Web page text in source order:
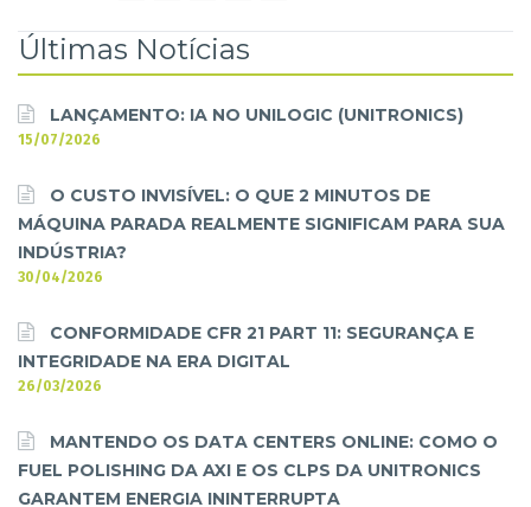
Últimas Notícias
LANÇAMENTO: IA NO UNILOGIC (UNITRONICS)
15/07/2026
O CUSTO INVISÍVEL: O QUE 2 MINUTOS DE
MÁQUINA PARADA REALMENTE SIGNIFICAM PARA SUA
INDÚSTRIA?
30/04/2026
CONFORMIDADE CFR 21 PART 11: SEGURANÇA E
INTEGRIDADE NA ERA DIGITAL
26/03/2026
MANTENDO OS DATA CENTERS ONLINE: COMO O
FUEL POLISHING DA AXI E OS CLPS DA UNITRONICS
GARANTEM ENERGIA ININTERRUPTA